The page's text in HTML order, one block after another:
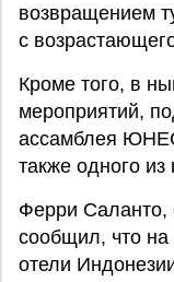
возвращением
с
Кроме того, в
мероприятий,
ассамблея
также одного
Ферри Саланто,
сообщил, что на
отели